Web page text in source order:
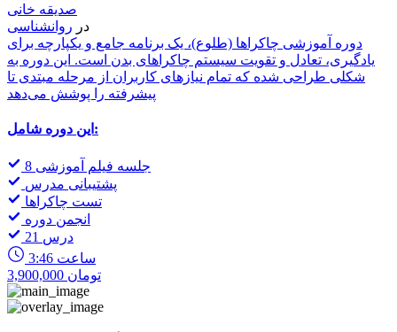
صدیقه خانی
در روانشناسی
دوره آموزشی چاکراها (طلوع)، یک برنامه جامع و یکپارچه برای
یادگیری، تعادل و تقویت سیستم چاکراهای بدن است. این دوره به
شکلی طراحی شده که تمام نیازهای کاربران از مرحله مبتدی تا
پیشرفته را پوشش می‌دهد
این دوره شامل:
8 جلسه فیلم آموزشی
پشتیبانی مدرس
تست چاکراها
انجمن دوره
21 درس
3:46 ساعت
3,900,000 تومان